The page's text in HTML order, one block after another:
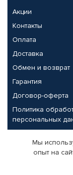
Акции
Контакты
Оплата
Доставка
Обмен и возврат
Гарантия
Договор-оферта
Политика
персональных
Партнерам
Корпоративным
Мы
опыт на